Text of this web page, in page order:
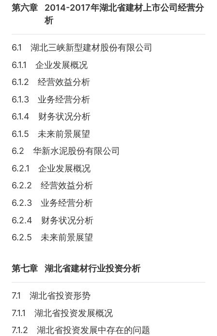
第六章
2014-2017年湖北省建材上市公司经营分
析
6.1 湖北三峡新型建材股份有限公司
6.1.1 企业发展概况
6.1.2 经营效益分析
6.1.3 业务经营分析
6.1.4 财务状况分析
6.1.5 未来前景展望
6.2 华新水泥股份有限公司
6.2.1 企业发展概况
6.2.2 经营效益分析
6.2.3 业务经营分析
6.2.4 财务状况分析
6.2.5 未来前景展望
第七章 湖北省建材行业投资分析
7.1 湖北省投资形势
7.1.1 湖北省投资发展概况
7.1.2 湖北省投资发展中存在的问题